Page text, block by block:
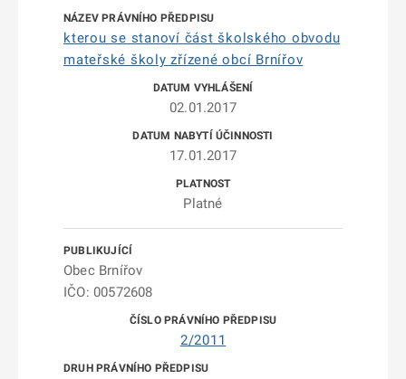
kterou se stanoví část školského obvodu
mateřské školy zřízené obcí Brnířov
02.01.2017
17.01.2017
Platné
Obec Brnířov
IČO: 00572608
2/2011